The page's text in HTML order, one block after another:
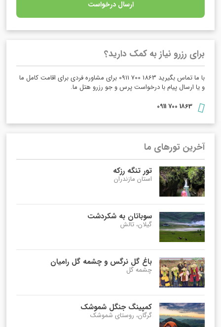
ارسال درخواست
برای رزرو نیاز به کمک دارید؟
با ما تماس بگیرید 1863 700 0911 برای مشاوره فردی برای اقامت کامل ما
و یا ارسال پیام با درخواست پرس و جو رزرو هتل ما.
1863 700 0911
آخرین تورهای ما
تور تنگه رزکه
استان مازندران
سوباتان به شکردشت
گیلان، تالش
باغ گل نرگس و چشمه گل رامیان
چشمه گل
کمپینگ جنگل شموشک
گرگان، روستای شموشک